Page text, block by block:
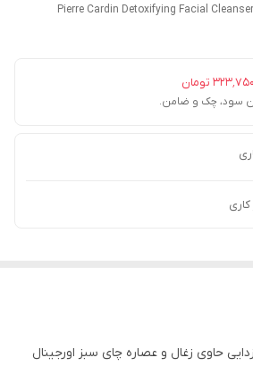
Pierre Cardin Detoxifying Facial
۳۲۳٬۷۵۰ تومان
کاری
حاوی زغال و عصاره چای سبز اورجینال